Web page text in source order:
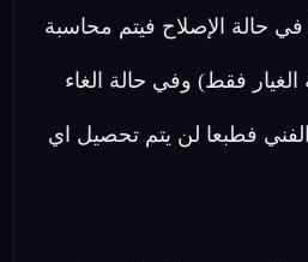
حالة الإصلاح فيتم محاسبة
فقط) وفي حالة الغاء
فطبعا لن يتم تحصيل اي